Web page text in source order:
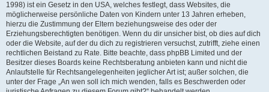
1998) ist ein Gesetz in den USA, welches festlegt, dass Websites, die
möglicherweise persönliche Daten von Kindern unter 13 Jahren erheben,
hierzu die Zustimmung der Eltern beziehungsweise des oder der
Erziehungsberechtigten benötigen. Wenn du dir unsicher bist, ob dies auf dich
oder die Website, auf der du dich zu registrieren versuchst, zutrifft, ziehe einen
rechtlichen Beistand zu Rate. Bitte beachte, dass phpBB Limited und der
Besitzer dieses Boards keine Rechtsberatung anbieten kann und nicht die
Anlaufstelle für Rechtsangelegenheiten jeglicher Art ist; außer solchen, die
unter der Frage „An wen soll ich mich wenden, falls es Beschwerden oder